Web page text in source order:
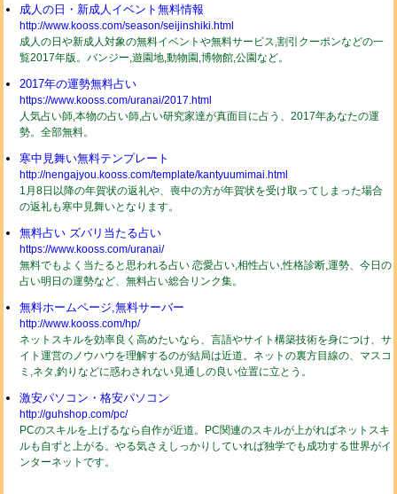
成人の日・新成人イベント無料情報
http://www.kooss.com/season/seijinshiki.html
成人の日や新成人対象の無料イベントや無料サービス,割引クーポンなどの一
覧2017年版。バンジー,遊園地,動物園,博物館,公園など。
2017年の運勢無料占い
https://www.kooss.com/uranai/2017.html
人気占い師,本物の占い師,占い研究家達が真面目に占う、2017年あなたの運
勢。全部無料。
寒中見舞い無料テンプレート
http://nengajyou.kooss.com/template/kantyuumimai.html
1月8日以降の年賀状の返礼や、喪中の方が年賀状を受け取ってしまった場合
の返礼も寒中見舞いとなります。
無料占い ズバリ当たる占い
https://www.kooss.com/uranai/
無料でもよく当たると思われる占い 恋愛占い,相性占い,性格診断,運勢、今日の
占い明日の運勢など、無料占い総合リンク集。
無料ホームページ,無料サーバー
http://www.kooss.com/hp/
ネットスキルを効率良く高めたいなら、言語やサイト構築技術を身につけ、サ
イト運営のノウハウを理解するのが結局は近道。ネットの裏方目線の、マスコ
ミ,ネタ,釣りなどに惑わされない見通しの良い位置に立とう。
激安パソコン・格安パソコン
http://guhshop.com/pc/
PCのスキルを上げるなら自作が近道。PC関連のスキルが上がればネットスキ
ルも自ずと上がる。やる気さえしっかりしていれば独学でも成功する世界がイ
ンターネットです。